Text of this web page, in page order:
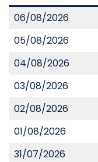
06/08/2026
05/08/2026
04/08/2026
03/08/2026
02/08/2026
01/08/2026
31/07/2026